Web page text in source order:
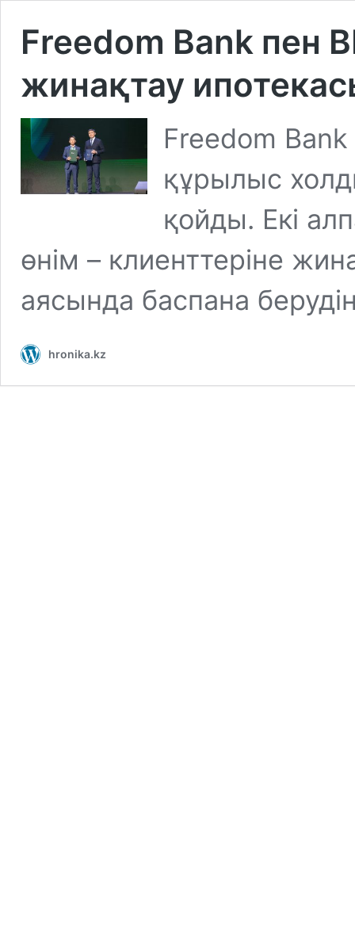
Freedom Bank пен BI
жинақтау
Freedom
құрылыс
қойды. Екі
өнім – клиенттеріне
аясында баспана
hronika.kz